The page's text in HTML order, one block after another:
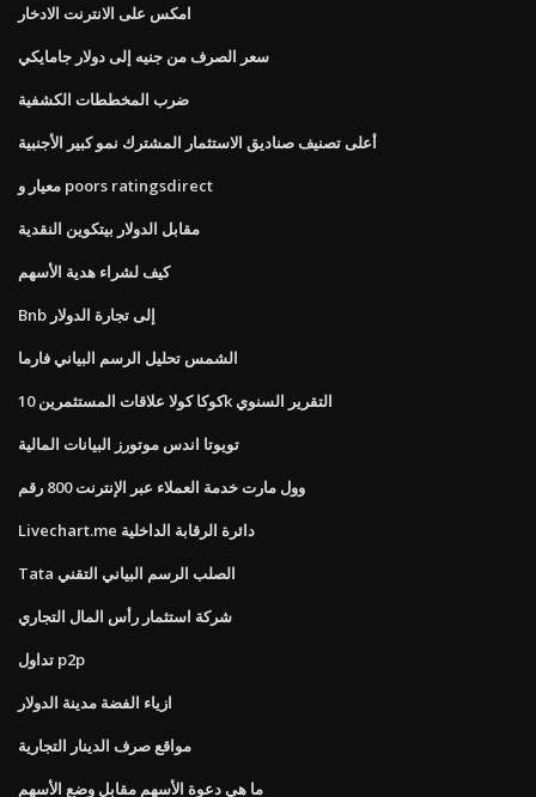
امكس على الانترنت الادخار
سعر الصرف من جنيه إلى دولار جامايكي
ضرب المخططات الكشفية
أعلى تصنيف صناديق الاستثمار المشترك نمو كبير الأجنبية
معيار و poors ratingsdirect
مقابل الدولار بيتكوين النقدية
كيف لشراء هدية الأسهم
Bnb إلى تجارة الدولار
الشمس تحليل الرسم البياني فارما
كوكا كولا علاقات المستثمرين 10k التقرير السنوي
تويوتا اندس موتورز البيانات المالية
وول مارت خدمة العملاء عبر الإنترنت 800 رقم
Livechart.me دائرة الرقابة الداخلية
Tata الصلب الرسم البياني التقني
شركة استثمار رأس المال التجاري
تداول p2p
ازياء الفضة مدينة الدولار
مواقع صرف الدينار التجارية
ما هي دعوة الأسهم مقابل وضع الأسهم